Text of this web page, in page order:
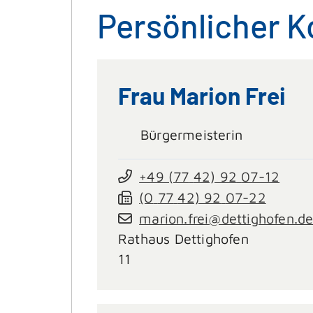
Persönlicher
Frau Marion Frei
Bürgermeisterin
+49 (77 42) 92 07-12
(0 77 42) 92 07-22
marion.frei@dettighofen.de
Rathaus Dettighofen
11